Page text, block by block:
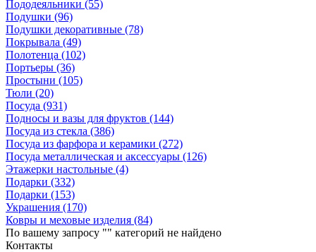
Пододеяльники (55)
Подушки (96)
Подушки декоративные (78)
Покрывала (49)
Полотенца (102)
Портьеры (36)
Простыни (105)
Тюли (20)
Посуда (931)
Подносы и вазы для фруктов (144)
Посуда из стекла (386)
Посуда из фарфора и керамики (272)
Посуда металлическая и аксессуары (126)
Этажерки настольные (4)
Подарки (332)
Подарки (153)
Украшения (170)
Ковры и меховые изделия (84)
По вашему запросу "" категорий не найдено
Контакты